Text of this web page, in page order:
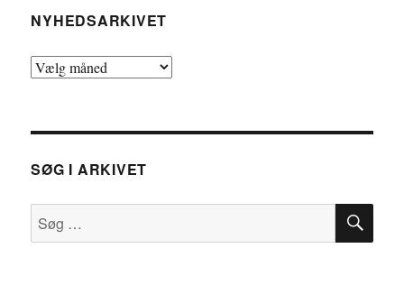
NYHEDSARKIVET
Nyhedsarkivet
SØG I ARKIVET
Søg
efter:
SØG